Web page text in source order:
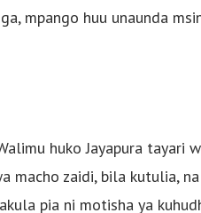
mpango huu unaunda
huko Jayapura tayari
macho zaidi, bila kutulia,
pia ni motisha ya